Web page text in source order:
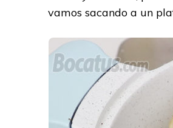
vamos sacando a un